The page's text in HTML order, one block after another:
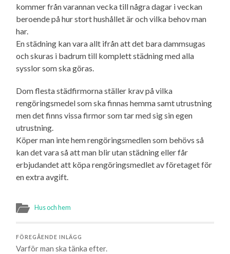
kommer från varannan vecka till några dagar i veckan
beroende på hur stort hushållet är och vilka behov man
har.
En städning kan vara allt ifrån att det bara dammsugas
och skuras i badrum till komplett städning med alla
sysslor som ska göras.
Dom flesta städfirmorna ställer krav på vilka
rengöringsmedel som ska finnas hemma samt utrustning
men det finns vissa firmor som tar med sig sin egen
utrustning.
Köper man inte hem rengöringsmedlen som behövs så
kan det vara så att man blir utan städning eller får
erbjudandet att köpa rengöringsmedlet av företaget för
en extra avgift.
Hus och hem
FÖREGÅENDE INLÄGG
Varför man ska tänka efter.